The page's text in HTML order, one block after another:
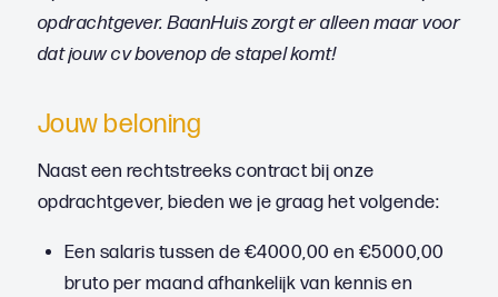
opdrachtgever. BaanHuis zorgt er alleen maar voor
dat jouw cv bovenop de stapel komt!
Jouw beloning
Naast een rechtstreeks contract bij onze
opdrachtgever, bieden we je graag het volgende:
Een salaris tussen de €4000,00 en €5000,00
bruto per maand afhankelijk van kennis en